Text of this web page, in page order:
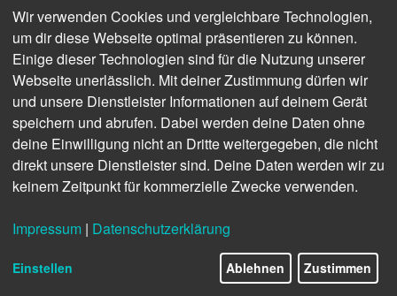
www.oticon.de
ANZEIGE
NEWS
Forschende attestieren
Oticon Intent »erstklassige
Sprachverständlichkeit«
Wir verwenden Cookies und vergleichbare Technologien,
um dir diese Webseite optimal präsentieren zu können.
Einige dieser Technologien sind für die Nutzung unserer
Webseite unerlässlich. Mit deiner Zustimmung dürfen wir
und unsere Dienstleister Informationen auf deinem Gerät
speichern und abrufen. Dabei werden deine Daten ohne
deine Einwilligung nicht an Dritte weitergegeben, die nicht
direkt unsere Dienstleister sind. Deine Daten werden wir zu
keinem Zeitpunkt für kommerzielle Zwecke verwenden.
Impressum | Datenschutzerklärung
Einstellen Ablehnen Zustimmen